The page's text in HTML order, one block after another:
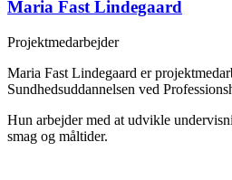
Maria Fast Lindegaard
Projektmedarbejder
Maria Fast Lindegaard er
Sundhedsuddannelsen ved
Hun arbejder med at udvikle
smag og måltider.